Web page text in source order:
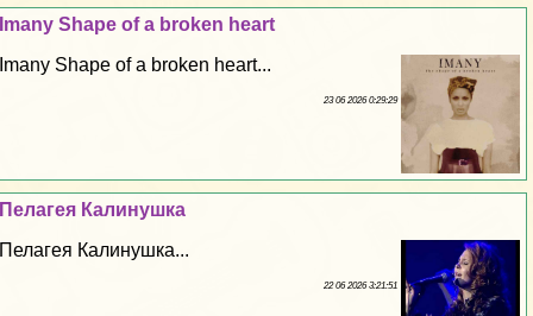
Imany Shape of a broken heart
Imany Shape of a broken heart...
23 06 2026 0:29:29
Пелагея Калинушка
Пелагея Калинушка...
22 06 2026 3:21:51